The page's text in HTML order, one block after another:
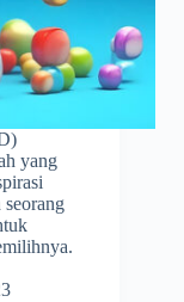
yang
seorang